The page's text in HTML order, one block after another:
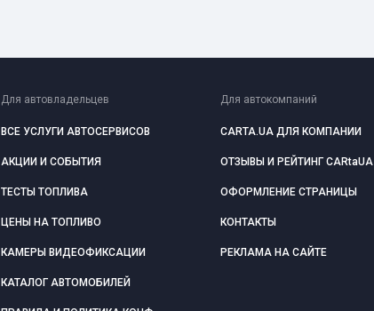
Для автовладельцев
ВСЕ УСЛУГИ АВТОСЕРВИСОВ
АКЦИИ И СОБЫТИЯ
ТЕСТЫ ТОПЛИВА
ЦЕНЫ НА ТОПЛИВО
КАМЕРЫ ВИДЕОФИКСАЦИИ
КАТАЛОГ АВТОМОБИЛЕЙ
Для автокомпаний
CARTA.UA ДЛЯ КОМПАНИИ
ОТЗЫВЫ И РЕЙТИНГ CARtaUA
ОФОРМЛЕНИЕ СТРАНИЦЫ
КОНТАКТЫ
РЕКЛАМА НА САЙТЕ